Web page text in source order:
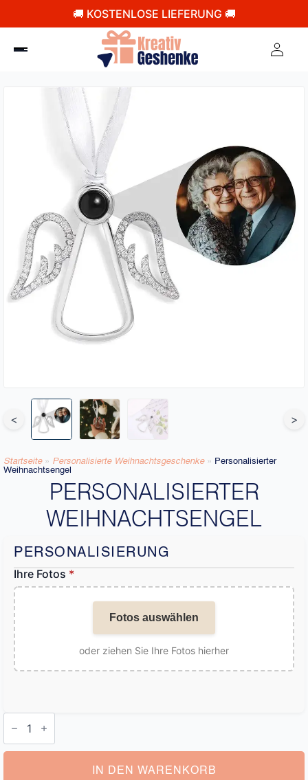
🚚 KOSTENLOSE LIEFERUNG 🚚
< >
Startseite » Personalisierte Weihnachtsgeschenke​ » Personalisierter
Weihnachtsengel
PERSONALISIERTER
WEIHNACHTSENGEL
PERSONALISIERUNG
Ihre Fotos *
Fotos auswählen
oder ziehen Sie Ihre Fotos hierher
Personalisierter
Weihnachtsengel
Menge
IN DEN WARENKORB